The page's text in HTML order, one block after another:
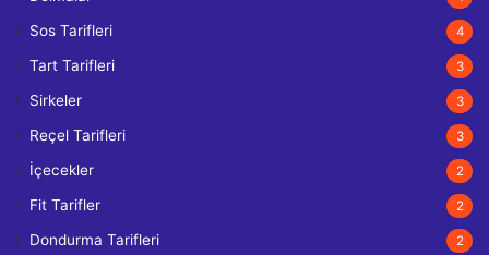
Sos Tarifleri 4
Tart Tarifleri 3
Sirkeler 3
Reçel Tarifleri 3
İçecekler 2
Fit Tarifler 2
Dondurma Tarifleri 2